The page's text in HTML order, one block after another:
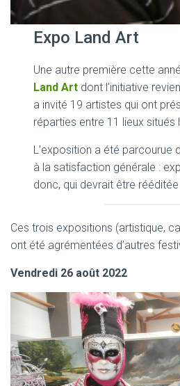
Expo Land Art
Une autre première cette
Land Art dont l’initiative
a invité 19 artistes qui ont
réparties entre 11 lieux situés
L’exposition a été parcourue
à la satisfaction générale :
donc, qui devrait être rééditée
Ces trois expositions (artistique,
ont été agrémentées d’autres
Vendredi 26 août 2022